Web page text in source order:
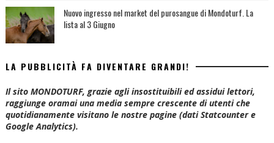
Nuovo ingresso nel market del purosangue di Mondoturf. La
lista al 3 Giugno
LA PUBBLICITÀ FA DIVENTARE GRANDI!
Il sito MONDOTURF, grazie agli insostituibili ed assidui lettori,
raggiunge oramai una media sempre crescente di utenti che
quotidianamente visitano le nostre pagine (dati Statcounter e
Google Analytics).